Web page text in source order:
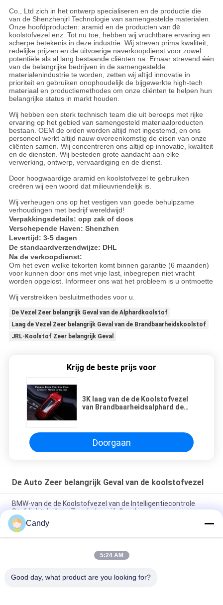
Co., Ltd zich in het ontwerp specialiseren en de productie die
van de Shenzhenjrl Technologie van samengestelde materialen.
Onze hoofdproducten: aramid en de producten van de
koolstofvezel enz. Tot nu toe, hebben wij vruchtbare ervaring en
scherpe betekenis in deze industrie. Wij streven prima kwaliteit,
redelijke prijzen en de uitvoerige naverkoopdienst voor zowel
potentiële als al lang bestaande cliënten na. Ernaar strevend één
van de belangrijke bedrijven in de samengestelde
materialenindustrie te worden, zetten wij altijd innovatie in
prioriteit en gebruiken onophoudelijk de bijgewerkte high-tech
materiaal en productiemethodes om onze cliënten te helpen hun
belangrijke status in markt houden.
Wij hebben een sterk technisch team die uit beroeps met rijke
ervaring op het gebied van samengesteld materiaalproducten
bestaan. OEM de orden worden altijd met ingestemd, en ons
personeel werkt altijd nauw overeenkomstig de eisen van onze
cliënten samen. Wij concentreren ons altijd op innovatie, kwaliteit
en de diensten. Wij besteden grote aandacht aan elke
verwerking, ontwerp, vervaardiging en de dienst.
Door hoogwaardige aramid en koolstofvezel te gebruiken
creëren wij een woord dat milieuvriendelijk is.
Wij verheugen ons op het vestigen van goede behulpzame
verhoudingen met bedrijf wereldwijd!
Verpakkingsdetails: opp zak of doos
Verschepende Haven: Shenzhen
Levertijd: 3-5 dagen
De standaardverzendwijze: DHL
Na de verkoopdienst:
Om het even welke tekorten komt binnen garantie (6 maanden)
voor kunnen door ons met vrije last, inbegrepen niet vracht
worden opgelost. Informeer ons wat het probleem is u ontmoette
Wij verstrekken besluitmethodes voor u.
De Vezel Zeer belangrijk Geval van de Alphardkoolstof
Laag de Vezel Zeer belangrijk Geval van de Brandbaarheidskoolstof
JRL-Koolstof Zeer belangrijk Geval
Krijg de beste prijs voor
3K laag van de de Koolstofvezel
van Brandbaarheidsalphard de
Doorgaan
De Auto Zeer belangrijk Geval van de koolstofvezel
BMW-van de de Koolstofvezel van de Intelligentiecontrole
Stofdicht de Auto Zeer belangrijk Geval
3K hand - Gelegde Glanzende Lichtgewichtaudi-Koolstof Zeer
belangrijke Dekking
Porsche-van de de Vezelauto van de Kras het Bestand 3K
Candy
5:24 AM
Good day, what product are you looking for?